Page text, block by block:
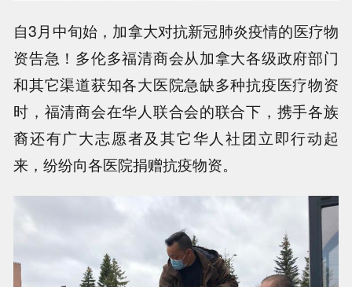
自3月中旬始，加拿大对抗新冠肺炎疫情的医疗物
资告急！多伦多福清商会从加拿大各级政府部门
和其它渠道获知各大医院急缺多种抗疫医疗物资
时，福清商会在华人联合会的联合下，携手各族
裔还有广大志愿者及其它华人社团立即行动起
来，纷纷向各医院捐赠抗疫物资。